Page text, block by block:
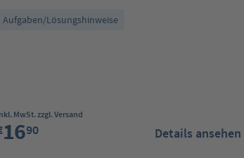
Aufgaben/Lösungshinweise
Preis:
MwSt. zzgl. Versand
1690 Details ansehen